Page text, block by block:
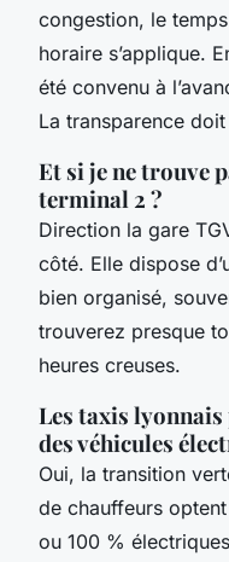
congestion, le
horaire s’applique.
été convenu à
La transparence
Et si je ne trouve
terminal 2 ?
Direction la gare
côté. Elle dispose
bien organisé,
trouverez presque
heures creuses.
Les taxis
des véhicules
Oui, la transition
de chauffeurs
ou 100 %